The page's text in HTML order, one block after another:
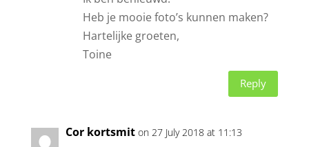
Heb je mooie foto’s kunnen maken?
Hartelijke groeten,
Toine
Reply
Cor kortsmit on 27 July 2018 at 11:13